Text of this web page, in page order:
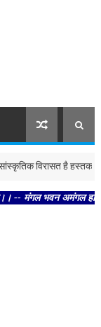
विरासत है हस्तकला
भवन अमंगल हारी।